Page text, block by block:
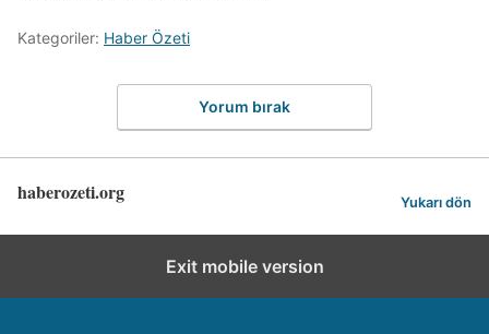
Kategoriler: Haber Özeti
Yorum bırak
haberozeti.org Yukarı dön
Exit mobile version